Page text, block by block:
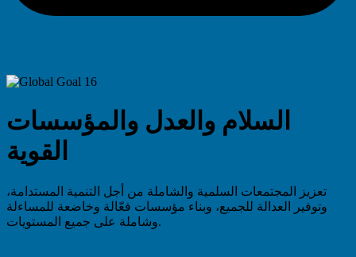
السلام والعدل والمؤسسات
القوية
تعزيز المجتمعات السلمية والشاملة من أجل التنمية المستدامة،
وتوفير العدالة للجميع، وبناء مؤسسات فعّالة وخاضعة للمساءلة
وشاملة على جميع المستويات.